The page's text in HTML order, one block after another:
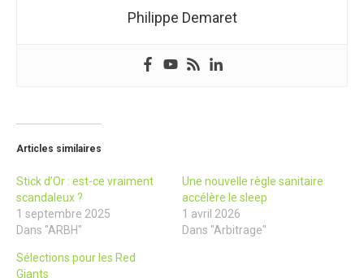
Philippe Demaret
Articles similaires
Stick d’Or : est-ce vraiment
scandaleux ?
1 septembre 2025
Dans "ARBH"
Une nouvelle règle sanitaire
accélère le sleep
1 avril 2026
Dans "Arbitrage"
Sélections pour les Red
Giants